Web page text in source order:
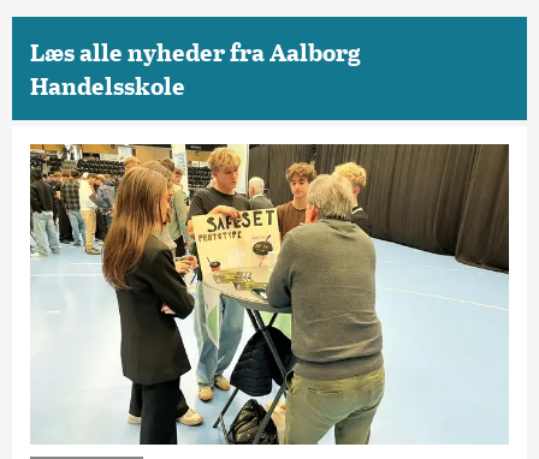
Læs alle nyheder fra Aalborg
Handelsskole